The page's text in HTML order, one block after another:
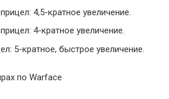
4,5-кратное увеличение.
4-кратное увеличение.
5-кратное, быстрое увеличение.
по Warface